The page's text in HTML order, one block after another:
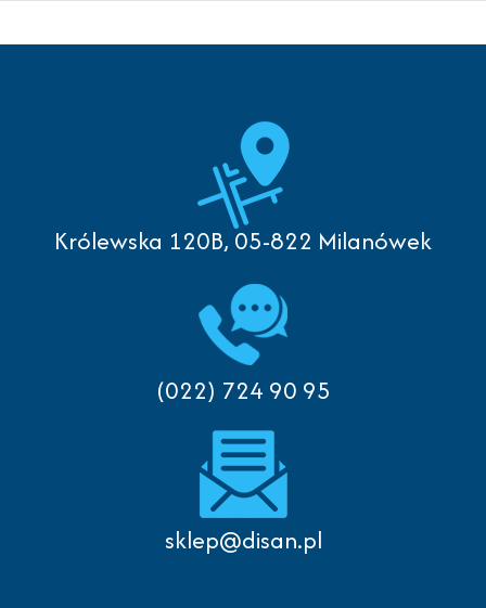
Królewska 120B, 05-822 Milanówek
(022) 724 90 95
sklep@disan.pl